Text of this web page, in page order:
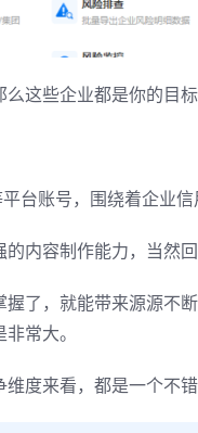
这些企业都是你的目
台账号，围绕着企业信
内容制作能力，当然回
了，就能带来源源不
常大。
度来看，都是一个不